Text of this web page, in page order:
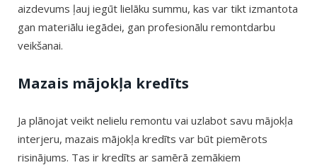
aizdevums ļauj iegūt lielāku summu, kas var tikt izmantota
gan materiālu iegādei, gan profesionālu remontdarbu
veikšanai.
Mazais mājokļa kredīts
Ja plānojat veikt nelielu remontu vai uzlabot savu mājokļa
interjeru, mazais mājokļa kredīts var būt piemērots
risinājums. Tas ir kredīts ar samērā zemākiem